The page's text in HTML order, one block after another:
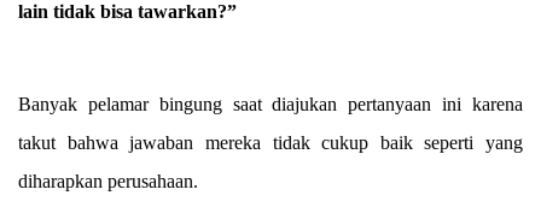
lain tidak bisa tawarkan?”
Banyak pelamar bingung saat diajukan pertanyaan ini karena
takut bahwa jawaban mereka tidak cukup baik seperti yang
diharapkan perusahaan.